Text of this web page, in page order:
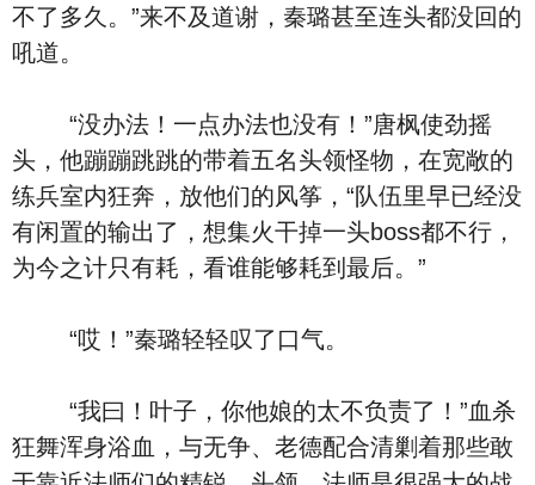
不了多久。”来不及道谢，秦璐甚至连头都没回的
吼道。
“没办法！一点办法也没有！”唐枫使劲摇
头，他蹦蹦跳跳的带着五名头领怪物，在宽敞的
练兵室内狂奔，放他们的风筝，“队伍里早已经没
有闲置的输出了，想集火干掉一头boss都不行，
为今之计只有耗，看谁能够耗到最后。”
“哎！”秦璐轻轻叹了口气。
“我曰！叶子，你他娘的太不负责了！”血杀
狂舞浑身浴血，与无争、老德配合清剿着那些敢